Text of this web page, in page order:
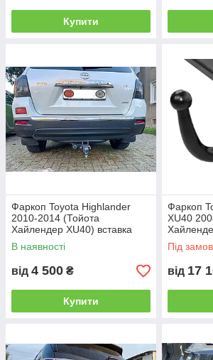
Причіпні пристрої зі
механізмом дозволяють без
зусиль і додаткового
демонтувати прицепний шар,
більш високу вартість..
Альтернативою дорогому
такий тип, як "Американець
Купити
Фаркоп Toyota Highlander
2010-2014 (Тойота
Хайлендер XU40) вставка
квадратна
В наявності
від 4 500 ₴
Купити
Фаркоп
XU40
гак на
Під
від 17